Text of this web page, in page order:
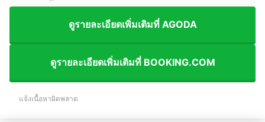
ดูรายละเอียดเพิ่มเติมที่ AGODA
ดูรายละเอียดเพิ่มเติมที่ BOOKING.COM
แจ้งเนื้อหาผิดพลาด